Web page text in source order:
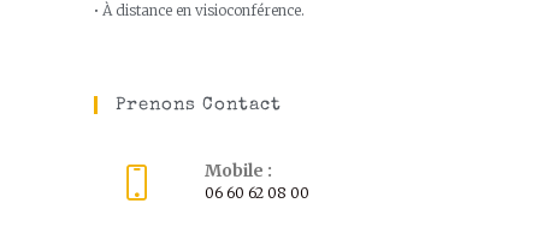
• À distance en visioconférence.
Prenons Contact
Mobile :
06 60 62 08 00